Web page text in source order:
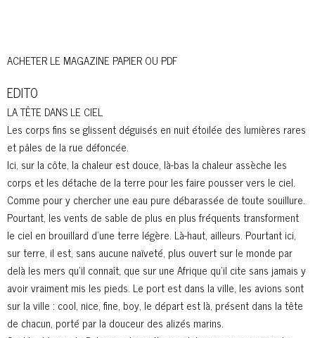
ACHETER LE MAGAZINE PAPIER OU PDF
EDITO
LA TÊTE DANS LE CIEL
Les corps fins se glissent déguisés en nuit étoilée des lumières rares
et pâles de la rue défoncée.
Ici, sur la côte, la chaleur est douce, là-bas la chaleur assèche les
corps et les détache de la terre pour les faire pousser vers le ciel.
Comme pour y chercher une eau pure débarassée de toute souillure.
Pourtant, les vents de sable de plus en plus fréquents transforment
le ciel en brouillard d’une terre légère. Là-haut, ailleurs. Pourtant ici,
sur terre, il est, sans aucune naïveté, plus ouvert sur le monde par
delà les mers qu’il connaît, que sur une Afrique qu’il cite sans jamais y
avoir vraiment mis les pieds. Le port est dans la ville, les avions sont
sur la ville : cool, nice, fine, boy, le départ est là, présent dans la tête
de chacun, porté par la douceur des alizés marins.